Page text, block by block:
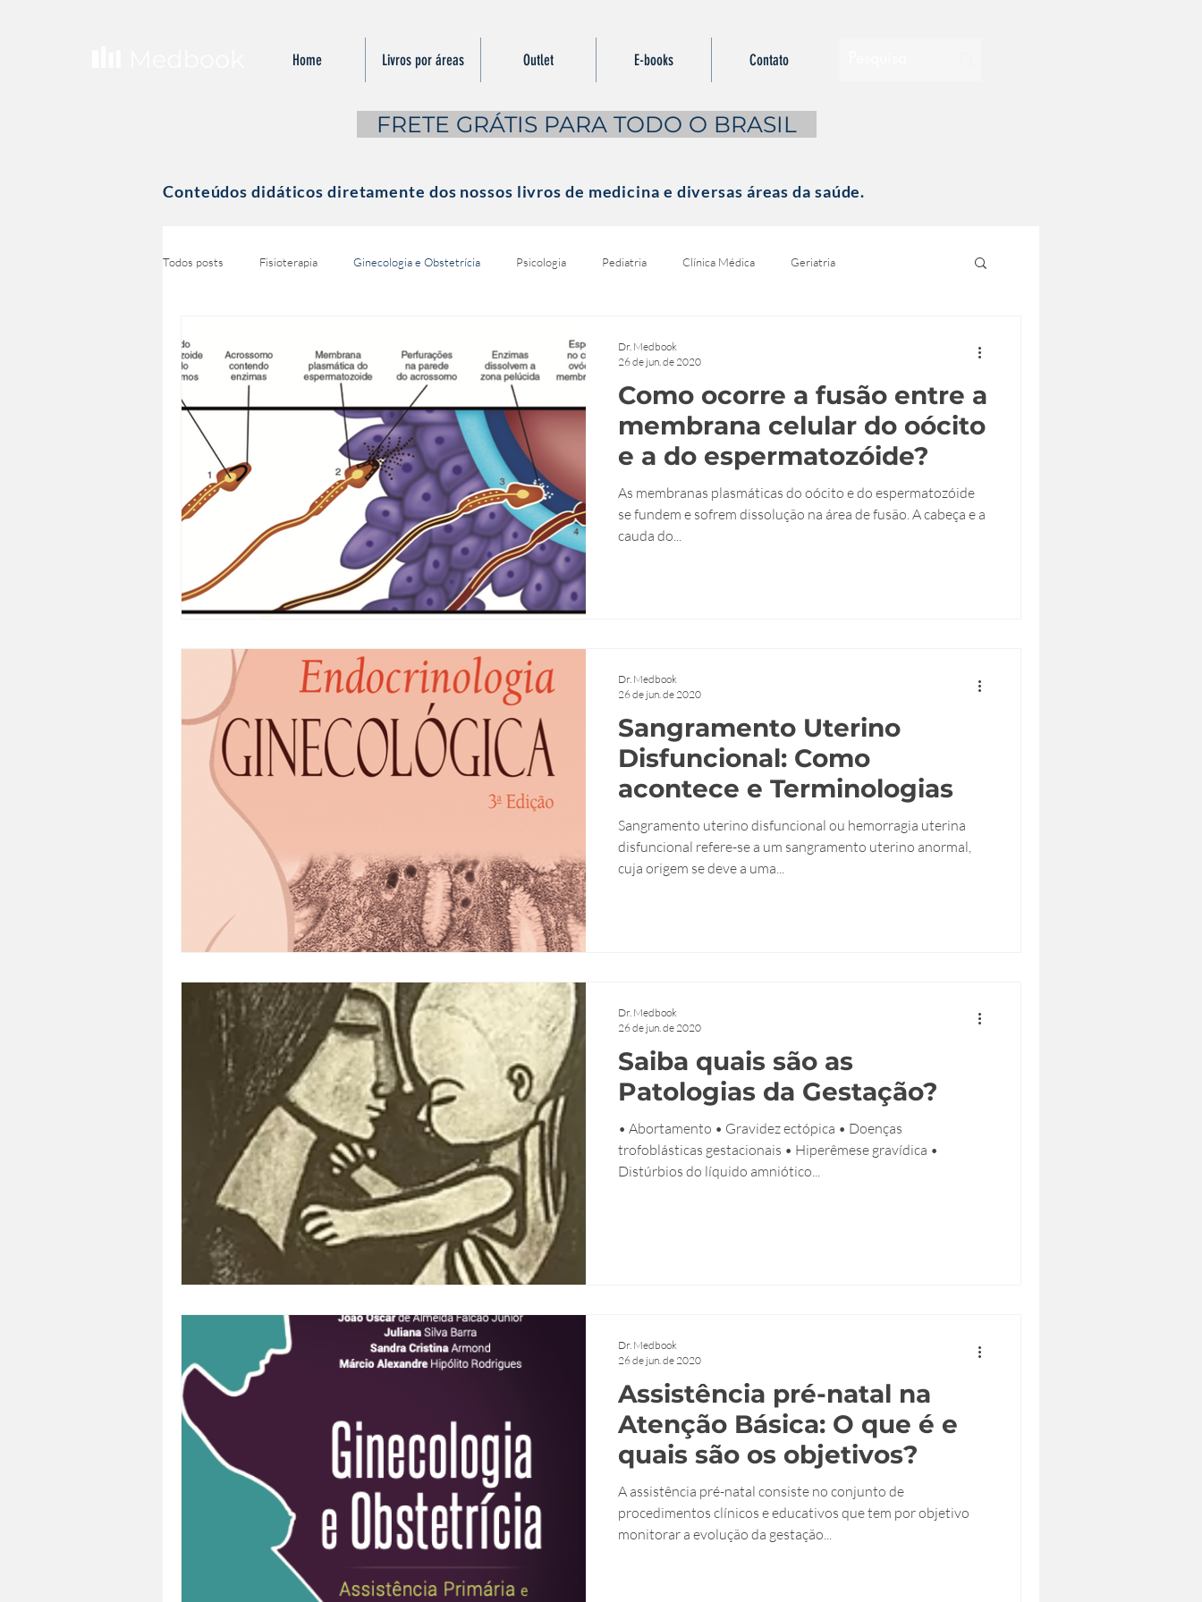
Home Livros por áreas Outlet E-books Contato
FRETE GRÁTIS PARA TODO O BRASIL
Conteúdos didáticos diretamente dos nossos livros de medicina e diversas áreas da saúde.
Todos posts Fisioterapia Ginecologia e Obstetrícia Psicologia Pediatria Clínica Médica Geriatria
Como ocorre a fusão entre a
membrana celular do oócito
e a do espermatozóide?
As membranas plasmáticas do oócito e do espermatozóide
se fundem e sofrem dissolução na área de fusão. A cabeça e a
cauda do...
Dr. Medbook
26 de jun. de 2020
Sangramento Uterino
Disfuncional: Como
acontece e Terminologias
Sangramento uterino disfuncional ou hemorragia uterina
disfuncional refere-se a um sangramento uterino anormal,
cuja origem se deve a uma...
Dr. Medbook
26 de jun. de 2020
Saiba quais são as
Patologias da Gestação?
• Abortamento • Gravidez ectópica • Doenças
trofoblásticas gestacionais • Hiperêmese gravídica •
Distúrbios do líquido amniótico...
Dr. Medbook
26 de jun. de 2020
Assistência pré-natal na
Atenção Básica: O que é e
quais são os objetivos?
A assistência pré-natal consiste no conjunto de
procedimentos clínicos e educativos que tem por objetivo
monitorar a evolução da gestação...
Dr. Medbook
26 de jun. de 2020